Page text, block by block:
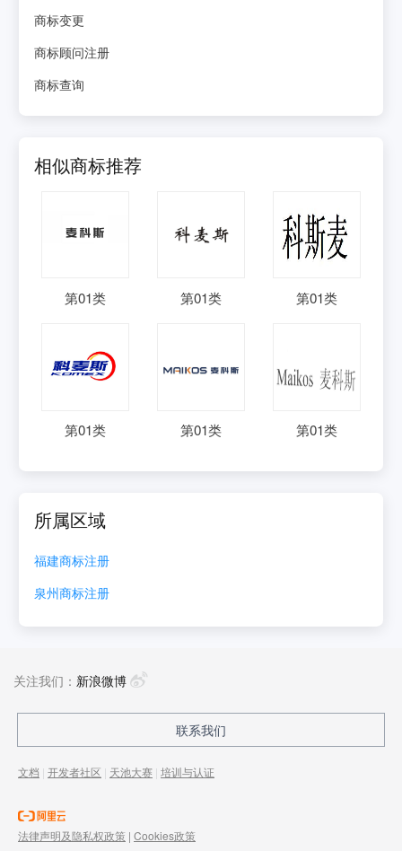
商标变更
商标顾问注册
商标查询
相似商标推荐
第01类 第01类 第01类
第01类 第01类 第01类
所属区域
福建商标注册
泉州商标注册